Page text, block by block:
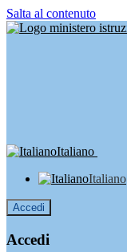
Salta al contenuto
Italiano
Italiano
Accedi
Accedi